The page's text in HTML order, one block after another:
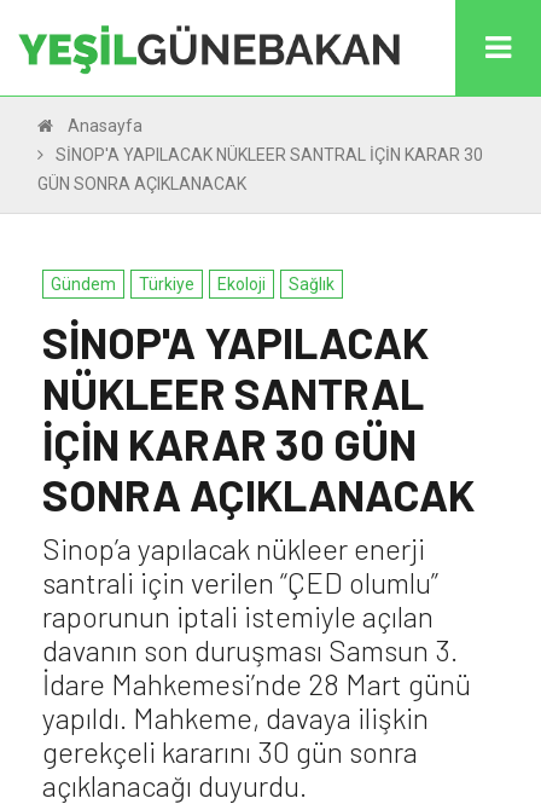
Anasayfa
SİNOP'A YAPILACAK NÜKLEER SANTRAL İÇİN KARAR 30
GÜN SONRA AÇIKLANACAK
Gündem Türkiye Ekoloji Sağlık
SİNOP'A YAPILACAK
NÜKLEER SANTRAL
İÇİN KARAR 30 GÜN
SONRA AÇIKLANACAK
Sinop’a yapılacak nükleer enerji
santrali için verilen “ÇED olumlu”
raporunun iptali istemiyle açılan
davanın son duruşması Samsun 3.
İdare Mahkemesi’nde 28 Mart günü
yapıldı. Mahkeme, davaya ilişkin
gerekçeli kararını 30 gün sonra
açıklanacağı duyurdu.